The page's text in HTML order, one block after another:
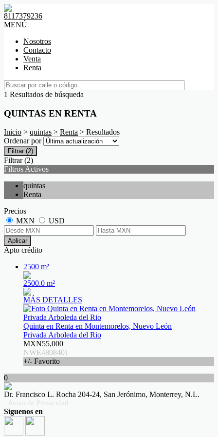
8117379236
MENÚ
Nosotros
Contacto
Venta
Renta
1 Resultados de búsqueda
QUINTAS EN RENTA
Inicio > quintas > Renta > Resultados
Ordenar por
Filtrar (2)
Filtrar (2)
Filtros Activos
quintas
Renta
Precios
MXN
USD
Aplicar
Apto crédito
2500 m²
2500.0 m²
MÁS DETALLES
Quinta en Renta en Montemorelos, Nuevo León
Privada Arboleda del Rio
MXN55,000
NWE4808401
+/- Favorito
0
Dr. Francisco L. Rocha 204-24, San Jerónimo, Monterrey, N.L.
· Aviso de Privacidad
Síguenos en